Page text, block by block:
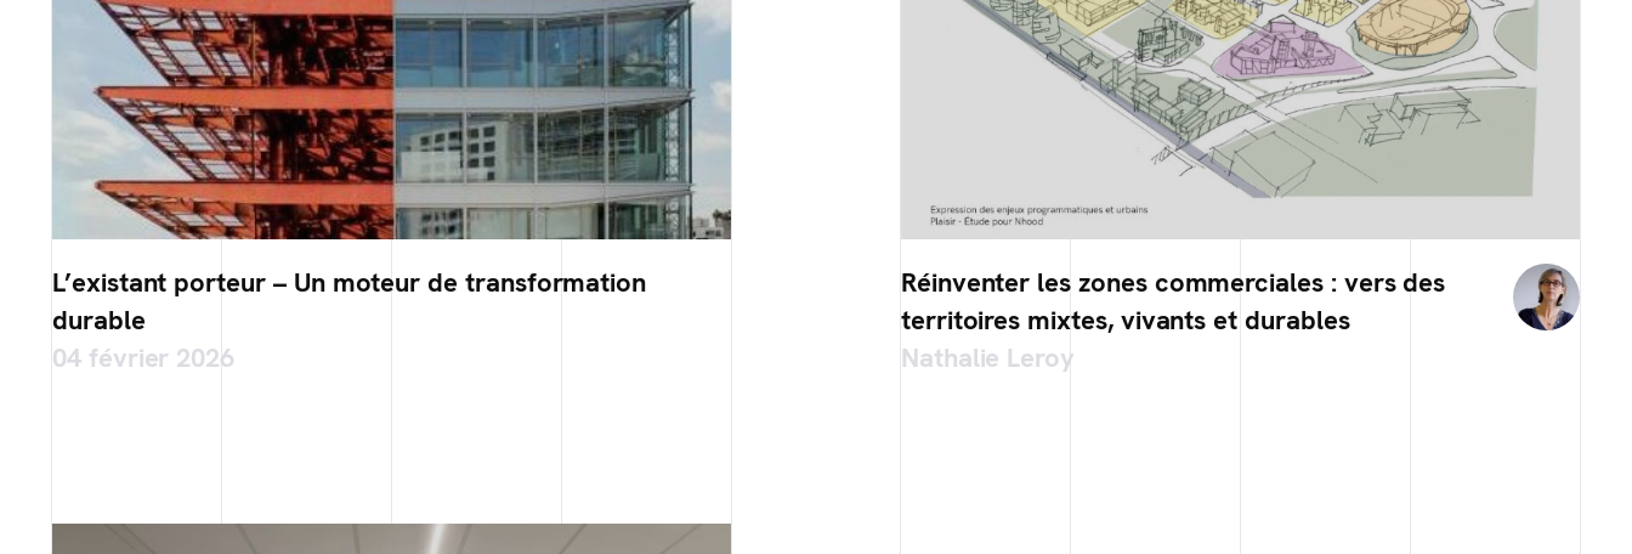
L’existant porteur – Un moteur de transformation
durable
04 février 2026
Réinventer les zones commerciales : vers des
territoires mixtes, vivants et durables
Nathalie Leroy